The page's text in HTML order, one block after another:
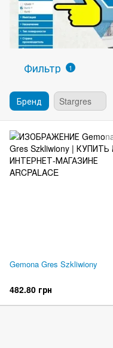
Фильтр 1
Бренд Stargres
Gemona Gres Szkliwiony
482.80 грн